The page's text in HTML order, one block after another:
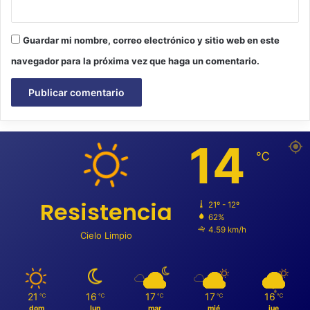
Guardar mi nombre, correo electrónico y sitio web en este
navegador para la próxima vez que haga un comentario.
Resistencia
Cielo Limpio
14 ℃
21º - 12º
62%
4.59 km/h
21 ℃
dom
16 ℃
lun
17 ℃
mar
17 ℃
mié
16 ℃
jue